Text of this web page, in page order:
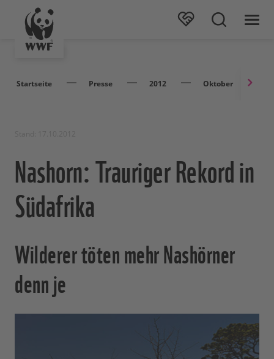
Startseite Presse 2012 Oktober
Nashorn: Trauriger Rekord in
Südafrika
Wilderer töten mehr Nashörner
denn je